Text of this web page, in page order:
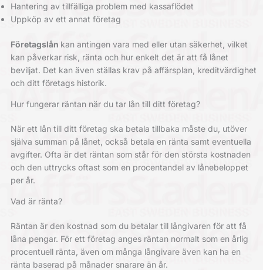
Hantering av tillfälliga problem med kassaflödet
Uppköp av ett annat företag
Företagslån kan antingen vara med eller utan säkerhet, vilket
kan påverkar risk, ränta och hur enkelt det är att få lånet
beviljat. Det kan även ställas krav på affärsplan, kreditvärdighet
och ditt företags historik.
Hur fungerar räntan när du tar lån till ditt företag?
När ett lån till ditt företag ska betala tillbaka måste du, utöver
själva summan på lånet, också betala en ränta samt eventuella
avgifter. Ofta är det räntan som står för den största kostnaden
och den uttrycks oftast som en procentandel av lånebeloppet
per år.
Vad är ränta?
Räntan är den kostnad som du betalar till långivaren för att få
låna pengar. För ett företag anges räntan normalt som en årlig
procentuell ränta, även om många långivare även kan ha en
ränta baserad på månader snarare än år.